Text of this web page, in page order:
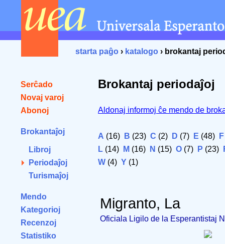
starta paĝo › katalogo › brokantaj
Serĉado
Novaj varoj
Abonoj
Brokantaĵoj
Libroj
Periodaĵoj
Turismaĵoj
Mendo
Kategorioj
Recenzoj
Statistiko
Brokantaj periodaĵoj
Aldonaj informoj ĉe mendo de
A (16) B (23) C (2) D (7) E (48) F
L (14) M (16) N (15) O (7) P (23)
W (4) Y (1)
Migranto, La
Oficiala Ligilo de la Esperantistaj